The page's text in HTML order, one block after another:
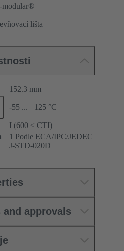
modular®
lišta
152.3 mm
-55 ... +125 °C
I (600 ≤ CTI)
1 Podle ECA/IPC/JEDEC
J-STD-020D
approvals